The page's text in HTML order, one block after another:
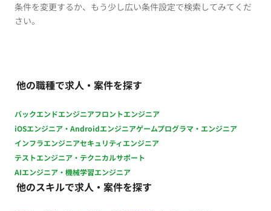
条件を変更するか、もう少し広い条件設定で検索してみてくだ
さい。
他の職種で求人・案件を探す
バックエンドエンジニアフロントエンジニア
iOSエンジニア・Androidエンジニアゲームプログラマ・エンジニア
インフラエンジニアセキュリティエンジニア
テストエンジニア・テクニカルサポート
AIエンジニア・機械学習エンジニア
他のスキルで求人・案件を探す